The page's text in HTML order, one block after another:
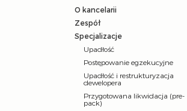
O kancelarii
Zespół
Specjalizacje
Upadłość
Postępowanie egzekucyjne
Upadłość i restrukturyzacja
dewelopera
Przygotowana likwidacja (pre-
pack)